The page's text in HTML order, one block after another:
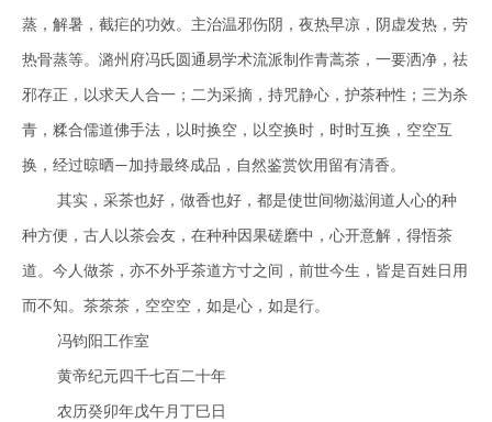
蒸，解暑，截疟的功效。主治温邪伤阴，夜热早凉，阴虚发热，劳
热骨蒸等。潞州府冯氏圆通易学术流派制作青蒿茶，一要洒净，祛
邪存正，以求天人合一；二为采摘，持咒静心，护茶种性；三为杀
青，糅合儒道佛手法，以时换空，以空换时，时时互换，空空互
换，经过晾晒—加持最终成品，自然鉴赏饮用留有清香。
其实，采茶也好，做香也好，都是使世间物滋润道人心的种
种方便，古人以茶会友，在种种因果磋磨中，心开意解，得悟茶
道。今人做茶，亦不外乎茶道方寸之间，前世今生，皆是百姓日用
而不知。茶茶茶，空空空，如是心，如是行。
冯钧阳工作室
黄帝纪元四千七百二十年
农历癸卯年戊午月丁巳日